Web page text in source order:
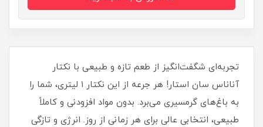
تجربه‌ای شگفت‌انگیز از طعم تازه و طبیعی با نکتار
آناناس سان استار! هر جرعه از این نکتار ۱ لیتری، شما را
به باغ‌های گرمسیری می‌برد. بدون مواد افزودنی و کاملاً
طبیعی، انتخابی عالی برای هر زمانی از روز. انرژی و تازگی